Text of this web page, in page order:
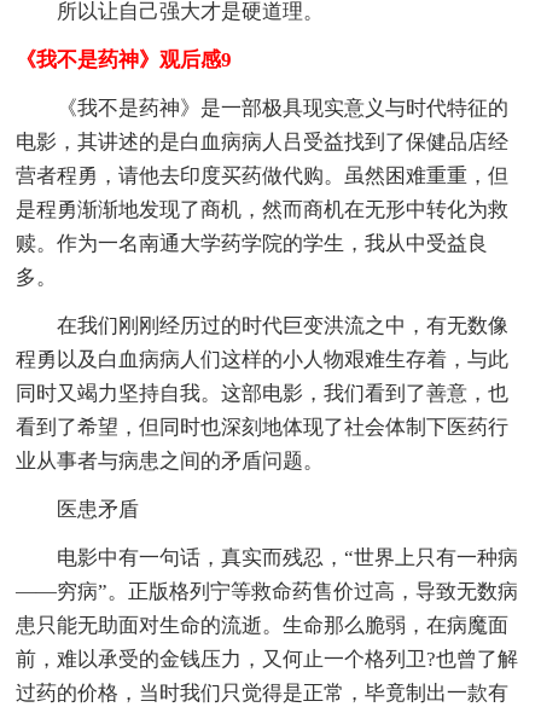
所以让自己强大才是硬道理。
《我不是药神》观后感9
《我不是药神》是一部极具现实意义与时代特征的
电影，其讲述的是白血病病人吕受益找到了保健品店经
营者程勇，请他去印度买药做代购。虽然困难重重，但
是程勇渐渐地发现了商机，然而商机在无形中转化为救
赎。作为一名南通大学药学院的学生，我从中受益良
多。
在我们刚刚经历过的时代巨变洪流之中，有无数像
程勇以及白血病病人们这样的小人物艰难生存着，与此
同时又竭力坚持自我。这部电影，我们看到了善意，也
看到了希望，但同时也深刻地体现了社会体制下医药行
业从事者与病患之间的矛盾问题。
医患矛盾
电影中有一句话，真实而残忍，“世界上只有一种病
——穷病”。正版格列宁等救命药售价过高，导致无数病
患只能无助面对生命的流逝。生命那么脆弱，在病魔面
前，难以承受的金钱压力，又何止一个格列卫?也曾了解
过药的价格，当时我们只觉得是正常，毕竟制出一款有